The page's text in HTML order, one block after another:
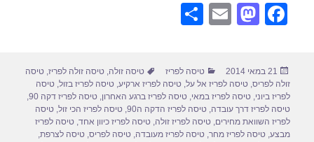
F
e
b
o
M
o
d
o
E
e
פורסם
בתאריך
21 במאי 2014 קטגוריות
טיסה לפריז תגיות
טיסה זולה ,טיסה זולה לפריז ,טיסה
זולה לפריס ,טיסה לפריז אל על ,טיסה לפריז ארקיע ,טיסה לפריז בזול ,טיסה
לפריז ביוני ,טיסה לפריז במאי ,טיסה לפריז ברגע האחרון ,טיסה לפריז דקה 90
טיסה לפריז דרך עובדה ,טיסה לפריז הדקה ה90 ,טיסה לפריז הכי זול ,טיסה
לפריז השוואת מחירים ,טיסה לפריז זולה ,טיסה לפריז כיוון אחד ,טיסה לפריז
מבצע ,טיסה לפריז מחר ,טיסה לפריז מעובדה ,טיסה לפריס ,טיסה לצרפת